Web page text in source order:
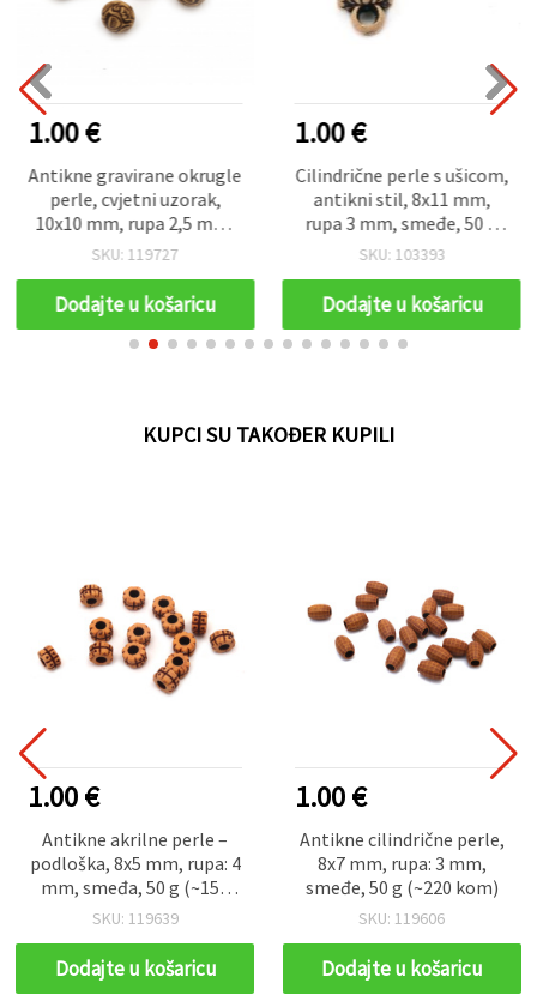
1.00 €
Antikne gravirane okrugle
perle, cvjetni uzorak,
10x10 mm, rupa 2,5 mm,
smeđe, 50 g (~90 kom)
SKU: 119727
Dodajte u košaricu
1.00 €
Cilindrične perle s ušicom,
antikni stil, 8x11 mm,
rupa 3 mm, smeđe, 50 g
(~140 kom)
SKU: 103393
Dodajte u košaricu
KUPCI SU TAKOĐER KUPILI
1.00 €
Antikne akrilne perle –
podloška, 8x5 mm, rupa: 4
mm, smeđa, 50 g (~150
kom), za izradu nakita
SKU: 119639
Dodajte u košaricu
1.00 €
Antikne cilindrične perle,
8x7 mm, rupa: 3 mm,
smeđe, 50 g (~220 kom)
SKU: 119606
Dodajte u košaricu